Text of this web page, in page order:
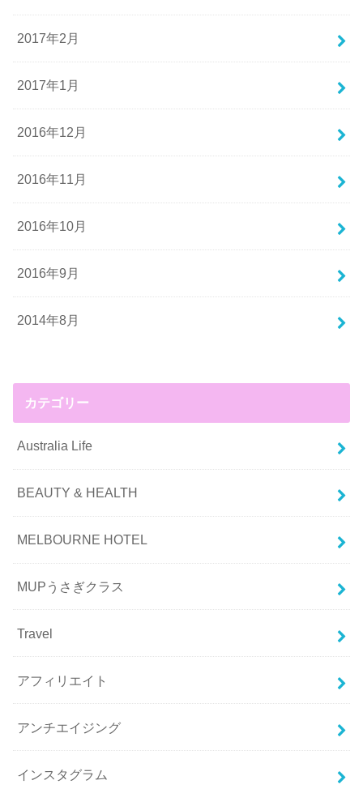
2017年2月
2017年1月
2016年12月
2016年11月
2016年10月
2016年9月
2014年8月
カテゴリー
Australia Life
BEAUTY & HEALTH
MELBOURNE HOTEL
MUPうさぎクラス
Travel
アフィリエイト
アンチエイジング
インスタグラム